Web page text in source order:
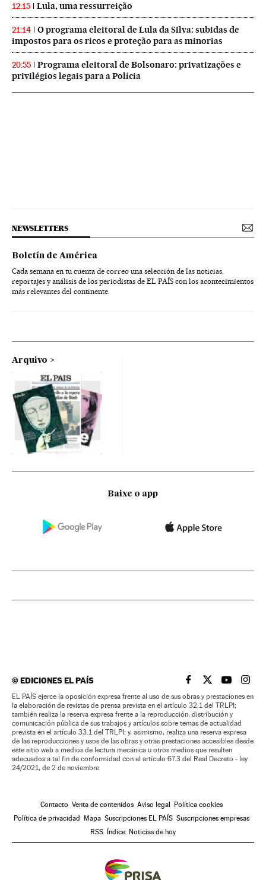
12:15 Lula, uma ressurreição
21:14
O programa eleitoral de Lula da Silva: subidas de
impostos para os ricos e proteção para as minorias
20:55
Programa eleitoral de Bolsonaro: privatizações e
privilégios legais para a Polícia
NEWSLETTERS
Boletín de América
Cada semana en tu cuenta de correo una selección de las noticias,
reportajes y análisis de los periodistas de EL PAÍS con los acontecimientos
más relevantes del continente.
Arquivo
Baixe o app
©EDICIONES EL PAÍS EL PAÍS BRASIL EN
EL PAÍSEL PAÍS
EL
EL PAÍS ejerce la oposición expresa frente al uso de sus obras y prestaciones en
la elaboración de revistas de prensa prevista en el artículo 32.1 del TRLPI;
también realiza la reserva expresa frente a la reproducción, distribución y
comunicación pública de sus trabajos y artículos sobre temas de actualidad
prevista en el artículo 33.1 del TRLPI; y, asimismo, realiza una reserva expresa
de las reproducciones y usos de las obras y otras prestaciones accesibles desde
este sitio web a medios de lectura mecánica u otros medios que resulten
adecuados a tal fin de conformidad con el artículo 67.3 del Real Decreto - ley
24/2021, de 2 de noviembre
Contacto Venta de contenidos Aviso legal Política cookies
Política de privacidad Mapa Suscripciones EL PAÍS Suscripciones empresas
RSS Índice Noticias de hoy